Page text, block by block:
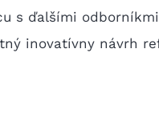
s ďalšími
inovatívny návrh